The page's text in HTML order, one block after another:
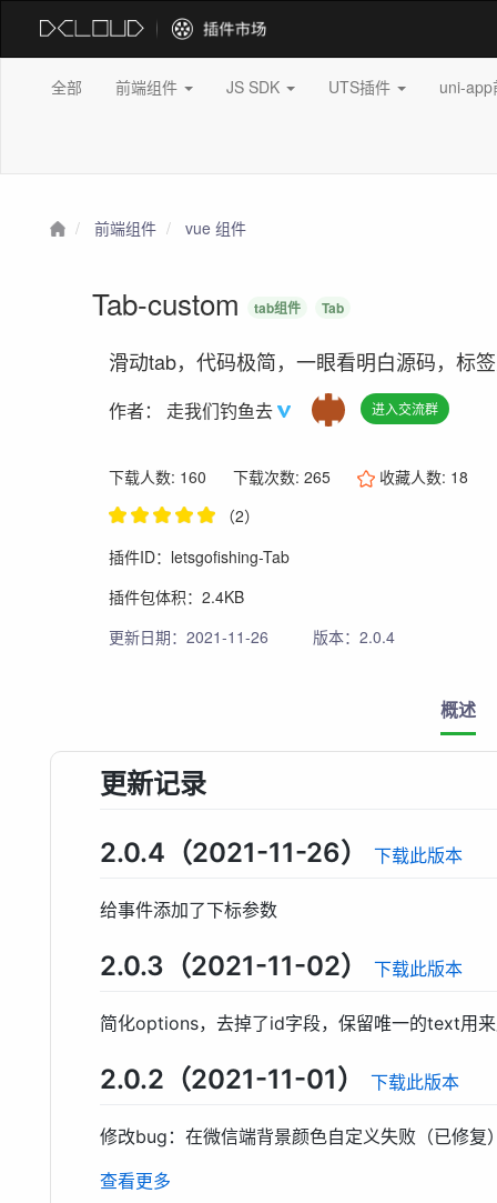
全部 前端组件 JS SDK UTS插件 uni-
前端组件 vue 组件
Tab-custom tab组件 Tab
滑动tab，代码极简，一眼看明白源码，标
作者： 走我们钓鱼去 进入交流群
下载人数: 160 下载次数: 265 收藏人数: 18
（2）
插件ID：letsgofishing-Tab
插件包体积：2.4KB
更新日期：2021-11-26
版本：2.0.4
概述
更新记录
2.0.4（2021-11-26） 下载此版本
给事件添加了下标参数
2.0.3（2021-11-02） 下载此版本
简化options，去掉了id字段，保留唯一的text用
2.0.2（2021-11-01） 下载此版本
修改bug：在微信端背景颜色自定义失败（已修复
查看更多